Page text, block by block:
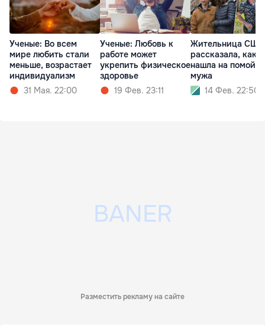
Ученые: Во всем
мире любить стали
меньше, возрастает
индивидуализм
31 Мая. 22:00
Ученые: Любовь к
работе может
укрепить физическое
здоровье
19 Фев. 23:11
Жительница США
рассказала, как
нашла на помойке
мужа
14 Фев. 22:50
Разместить рекламу на сайте